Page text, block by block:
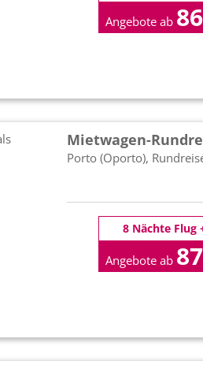
Angebote ab
Mietwagen-
Porto (Oporto),
8 Nächte Flug
Angebote ab